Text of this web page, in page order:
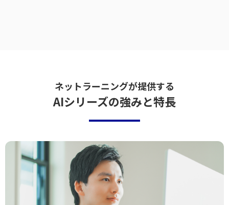
ネットラーニングが提供する
AIシリーズの強みと特長